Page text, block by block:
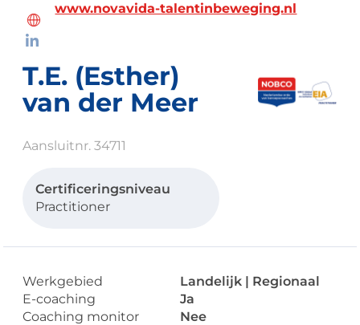
www.novavida-talentinbeweging.nl
T.E. (Esther)
van der Meer
Aansluitnr. 34711
Certificeringsniveau
Practitioner
Werkgebied
Landelijk | Regionaal
E-coaching
Ja
Coaching monitor
Nee